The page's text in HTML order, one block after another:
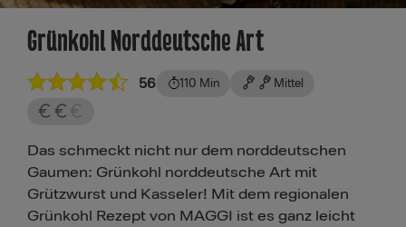
Grünkohl Norddeutsche Art
56 110 Min Mittel
Das schmeckt nicht nur dem norddeutschen
Gaumen: Grünkohl norddeutsche Art mit
Grützwurst und Kasseler! Mit dem regionalen
Grünkohl Rezept von MAGGI ist es ganz leicht